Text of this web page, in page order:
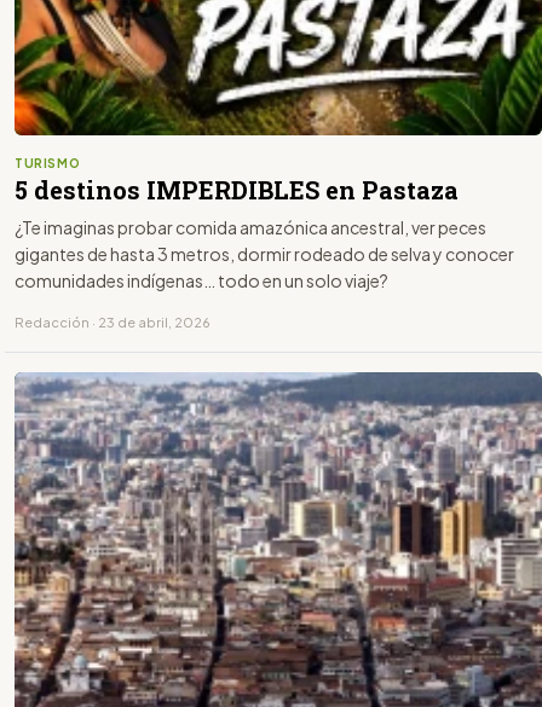
TURISMO
5 destinos IMPERDIBLES en Pastaza
¿Te imaginas probar comida amazónica ancestral, ver peces
gigantes de hasta 3 metros, dormir rodeado de selva y conocer
comunidades indígenas… todo en un solo viaje?
Redacción · 23 de abril, 2026